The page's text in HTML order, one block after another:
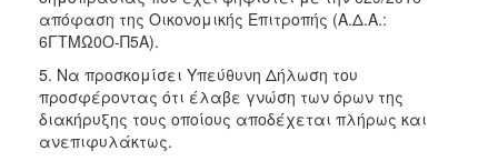
απόφαση της Οικονομικής Επιτροπής (Α.Δ.Α.:
6ΓΤΜΩ0Ο-Π5Α).
5. Να προσκομίσει Υπεύθυνη Δήλωση του
προσφέροντας ότι έλαβε γνώση των όρων της
διακήρυξης τους οποίους αποδέχεται πλήρως και
ανεπιφυλάκτως.